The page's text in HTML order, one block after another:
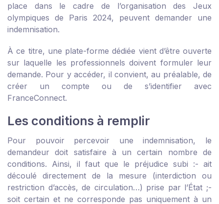
place dans le cadre de l’organisation des Jeux
olympiques de Paris 2024, peuvent demander une
indemnisation.
À ce titre, une plate-forme dédiée vient d’être ouverte
sur laquelle les professionnels doivent formuler leur
demande. Pour y accéder, il convient, au préalable, de
créer un compte ou de s’identifier avec
FranceConnect.
Les conditions à remplir
Pour pouvoir percevoir une indemnisation, le
demandeur doit satisfaire à un certain nombre de
conditions. Ainsi, il faut que le préjudice subi :- ait
découlé directement de la mesure (interdiction ou
restriction d’accès, de circulation…) prise par l’État ;-
soit certain et ne corresponde pas uniquement à un